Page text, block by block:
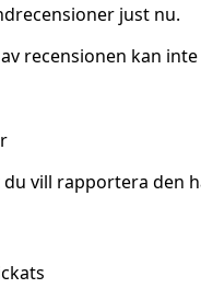
just nu.
recensionen kan inte
vill rapportera den